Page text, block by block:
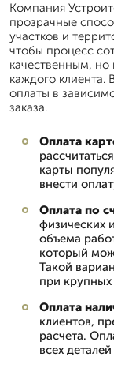
Компания
прозрачные
участков и
чтобы процесс
качественным,
каждого
оплаты в
заказа.
Оплата
карты
внести
Оплата по
физических
объема
который
Такой
при крупных
Оплата
клиентов,
расчета.
всех деталей